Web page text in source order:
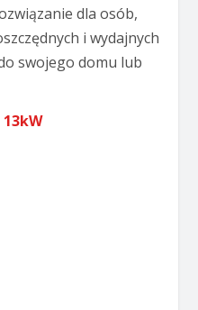
dla osób,
i wydajnych
swojego domu lub
13kW